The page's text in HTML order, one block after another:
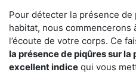
Pour détecter la présence
habitat, nous commencerons
l’écoute de votre corps. Ce
la présence de piqûres sur la
excellent indice qui vous